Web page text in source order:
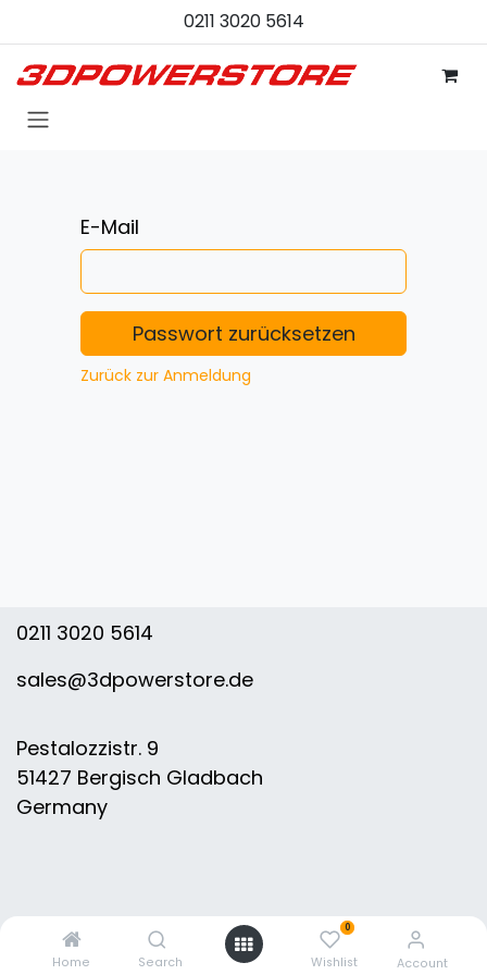
Zum Inhalt springen
Home Search
0
Wishlist Account
0211 3020 5614
E-Mail
Passwort zurücksetzen
Zurück zur Anmeldung
0211 3020 5614
sales@3dpowerstore.de
Pestalozzistr. 9
51427 Bergisch Gladbach
Germany